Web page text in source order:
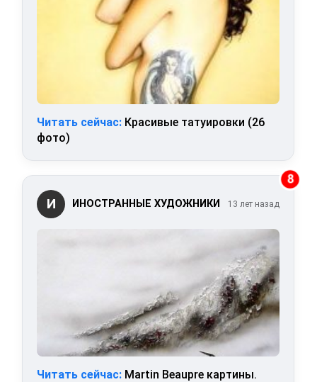
Читать сейчас: Красивые татуировки (26
фото)
8
И ИНОСТРАННЫЕ ХУДОЖНИКИ 13 лет назад
Читать сейчас: Martin Beaupre картины.